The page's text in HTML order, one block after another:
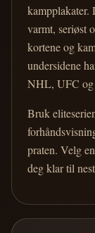
kampplakater.
varmt, seriøst
kortene og
undersidene
NHL, UFC
Bruk
praten. Velg
deg klar til